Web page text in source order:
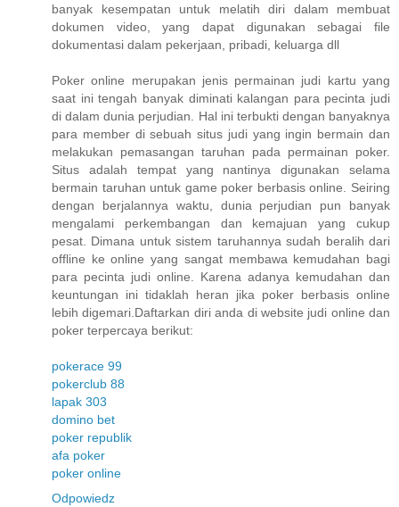
banyak kesempatan untuk melatih diri dalam membuat
dokumen video, yang dapat digunakan sebagai file
dokumentasi dalam pekerjaan, pribadi, keluarga dll
Poker online merupakan jenis permainan judi kartu yang
saat ini tengah banyak diminati kalangan para pecinta judi
di dalam dunia perjudian. Hal ini terbukti dengan banyaknya
para member di sebuah situs judi yang ingin bermain dan
melakukan pemasangan taruhan pada permainan poker.
Situs adalah tempat yang nantinya digunakan selama
bermain taruhan untuk game poker berbasis online. Seiring
dengan berjalannya waktu, dunia perjudian pun banyak
mengalami perkembangan dan kemajuan yang cukup
pesat. Dimana untuk sistem taruhannya sudah beralih dari
offline ke online yang sangat membawa kemudahan bagi
para pecinta judi online. Karena adanya kemudahan dan
keuntungan ini tidaklah heran jika poker berbasis online
lebih digemari.Daftarkan diri anda di website judi online dan
poker terpercaya berikut:
pokerace 99
pokerclub 88
lapak 303
domino bet
poker republik
afa poker
poker online
Odpowiedz